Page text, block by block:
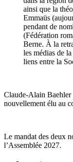
ainsi que la
Emmaüs
pendant de
(Fédération
Berne. À la
les médias de
liens entre la
Claude-Alain Baehler
nouvellement élu au
Le mandat des deux
l’Assemblée 2027.